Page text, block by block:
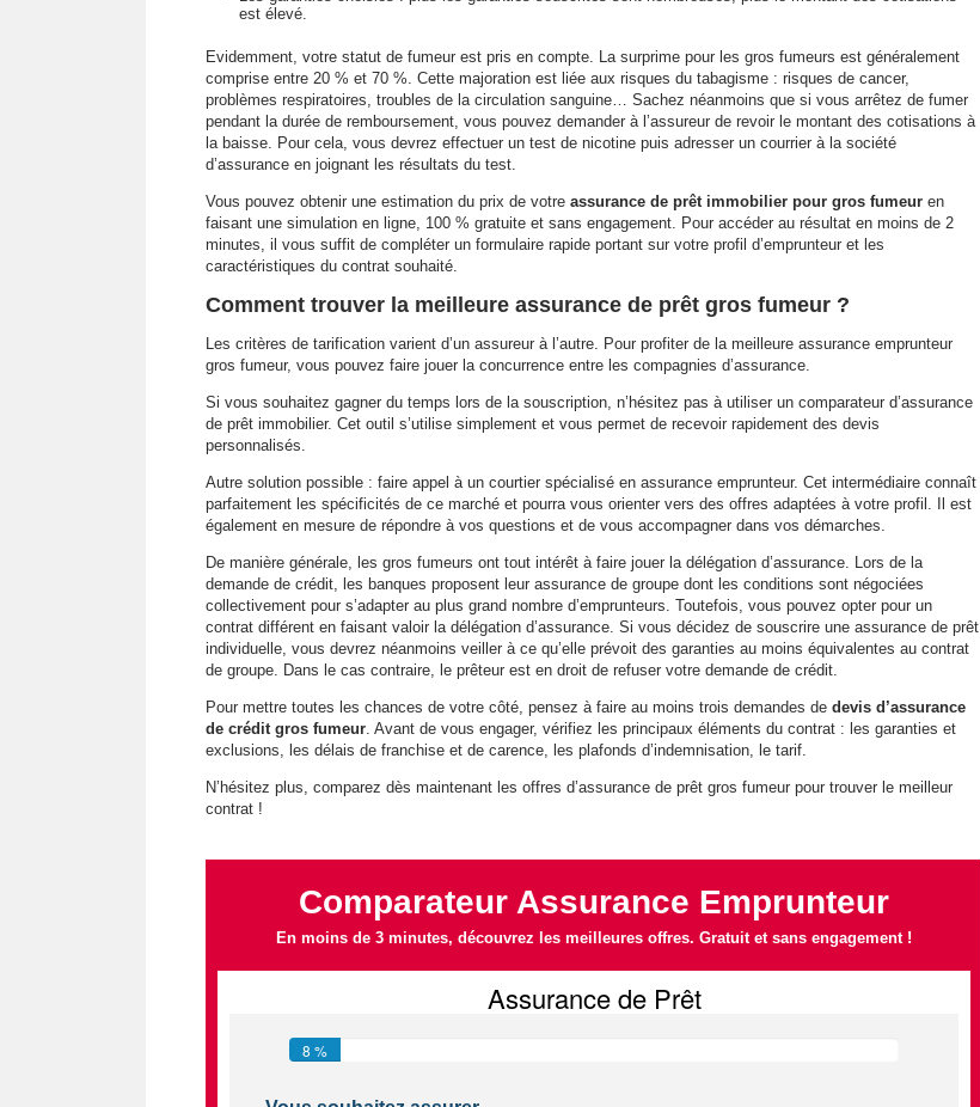
est élevé.
Evidemment, votre statut de fumeur est pris en compte. La surprime pour les gros fumeurs est généralement
comprise entre 20 % et 70 %. Cette majoration est liée aux risques du tabagisme : risques de cancer,
problèmes respiratoires, troubles de la circulation sanguine… Sachez néanmoins que si vous arrêtez de fumer
pendant la durée de remboursement, vous pouvez demander à l’assureur de revoir le montant des cotisations à
la baisse. Pour cela, vous devrez effectuer un test de nicotine puis adresser un courrier à la société
d’assurance en joignant les résultats du test.
Vous pouvez obtenir une estimation du prix de votre assurance de prêt immobilier pour gros fumeur en
faisant une simulation en ligne, 100 % gratuite et sans engagement. Pour accéder au résultat en moins de 2
minutes, il vous suffit de compléter un formulaire rapide portant sur votre profil d’emprunteur et les
caractéristiques du contrat souhaité.
Comment trouver la meilleure assurance de prêt gros fumeur ?
Les critères de tarification varient d’un assureur à l’autre. Pour profiter de la meilleure assurance emprunteur
gros fumeur, vous pouvez faire jouer la concurrence entre les compagnies d’assurance.
Si vous souhaitez gagner du temps lors de la souscription, n’hésitez pas à utiliser un comparateur d’assurance
de prêt immobilier. Cet outil s’utilise simplement et vous permet de recevoir rapidement des devis
personnalisés.
Autre solution possible : faire appel à un courtier spécialisé en assurance emprunteur. Cet intermédiaire connaît
parfaitement les spécificités de ce marché et pourra vous orienter vers des offres adaptées à votre profil. Il est
également en mesure de répondre à vos questions et de vous accompagner dans vos démarches.
De manière générale, les gros fumeurs ont tout intérêt à faire jouer la délégation d’assurance. Lors de la
demande de crédit, les banques proposent leur assurance de groupe dont les conditions sont négociées
collectivement pour s’adapter au plus grand nombre d’emprunteurs. Toutefois, vous pouvez opter pour un
contrat différent en faisant valoir la délégation d’assurance. Si vous décidez de souscrire une assurance de prêt
individuelle, vous devrez néanmoins veiller à ce qu’elle prévoit des garanties au moins équivalentes au contrat
de groupe. Dans le cas contraire, le prêteur est en droit de refuser votre demande de crédit.
Pour mettre toutes les chances de votre côté, pensez à faire au moins trois demandes de devis d’assurance
de crédit gros fumeur. Avant de vous engager, vérifiez les principaux éléments du contrat : les garanties et
exclusions, les délais de franchise et de carence, les plafonds d’indemnisation, le tarif.
N’hésitez plus, comparez dès maintenant les offres d’assurance de prêt gros fumeur pour trouver le meilleur
contrat !
Comparateur Assurance Emprunteur
En moins de 3 minutes, découvrez les meilleures offres. Gratuit et sans engagement !